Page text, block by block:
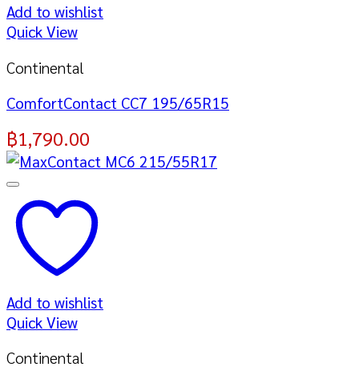
Add to wishlist
Quick View
Continental
ComfortContact CC7 195/65R15
฿1,790.00
Add to wishlist
Quick View
Continental